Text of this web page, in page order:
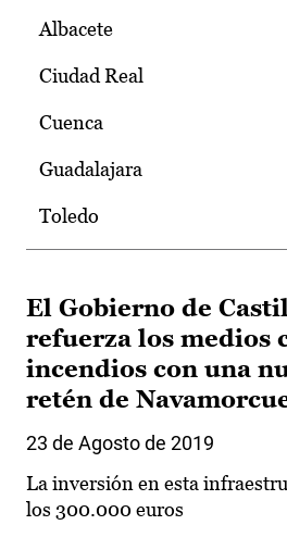
Albacete
Ciudad Real
Cuenca
Guadalajara
Toledo
El Gobierno de
refuerza los medios
incendios con una
retén de
23 de Agosto de 2019
La inversión en esta
los 300.000 euros